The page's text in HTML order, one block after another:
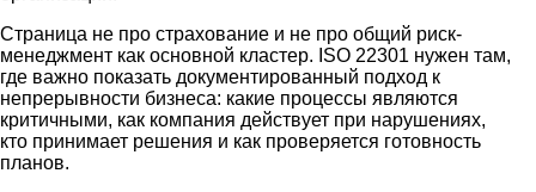
Страница не про страхование и не про общий риск-
менеджмент как основной кластер. ISO 22301 нужен там,
где важно показать документированный подход к
непрерывности бизнеса: какие процессы являются
критичными, как компания действует при нарушениях,
кто принимает решения и как проверяется готовность
планов.